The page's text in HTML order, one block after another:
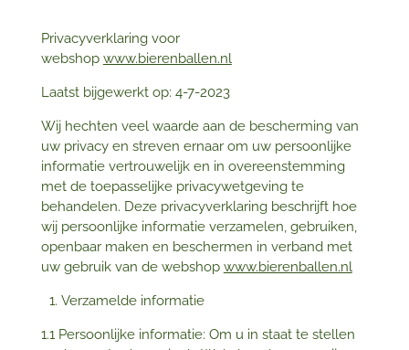
Privacyverklaring voor
webshop www.bierenballen.nl
Laatst bijgewerkt op: 4-7-2023
Wij hechten veel waarde aan de bescherming van
uw privacy en streven ernaar om uw persoonlijke
informatie vertrouwelijk en in overeenstemming
met de toepasselijke privacywetgeving te
behandelen. Deze privacyverklaring beschrijft hoe
wij persoonlijke informatie verzamelen, gebruiken,
openbaar maken en beschermen in verband met
uw gebruik van de webshop www.bierenballen.nl
Verzamelde informatie
1.1 Persoonlijke informatie: Om u in staat te stellen